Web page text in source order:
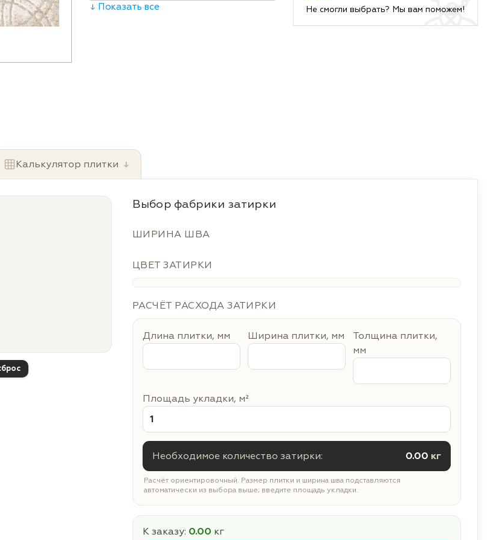
↓ Показать все Не смогли выбрать? Мы вам поможем!
Калькулятор плитки ↓
Выбор фабрики затирки
ШИРИНА ШВА
ЦВЕТ ЗАТИРКИ
РАСЧЁТ РАСХОДА ЗАТИРКИ
Длина плитки, мм Ширина плитки, мм
Толщина плитки,
мм
Площадь укладки, м²
Необходимое количество затирки: 0.00 кг
Расчёт ориентировочный. Размер плитки и ширина шва подставляются
автоматически из выбора выше; введите площадь укладки.
К заказу: 0.00 кг